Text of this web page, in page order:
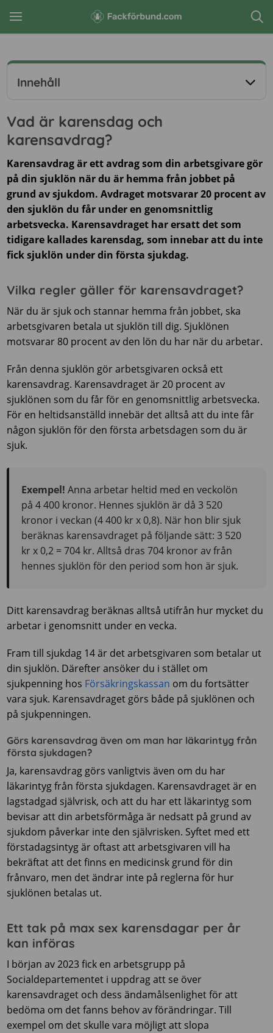
Innehåll
Vad är karensdag och
karensavdrag?
Karensavdrag är ett avdrag som din arbetsgivare gör
på din sjuklön när du är hemma från jobbet på
grund av sjukdom. Avdraget motsvarar 20 procent av
den sjuklön du får under en genomsnittlig
arbetsvecka. Karensavdraget har ersatt det som
tidigare kallades karensdag, som innebar att du inte
fick sjuklön under din första sjukdag.
Vilka regler gäller för karensavdraget?
När du är sjuk och stannar hemma från jobbet, ska
arbetsgivaren betala ut sjuklön till dig. Sjuklönen
motsvarar 80 procent av den lön du har när du arbetar.
Från denna sjuklön gör arbetsgivaren också ett
karensavdrag. Karensavdraget är 20 procent av
sjuklönen som du får för en genomsnittlig arbetsvecka.
För en heltidsanställd innebär det alltså att du inte får
någon sjuklön för den första arbetsdagen som du är
sjuk.
Exempel! Anna arbetar heltid med en veckolön
på 4 400 kronor. Hennes sjuklön är då 3 520
kronor i veckan (4 400 kr x 0,8). När hon blir sjuk
beräknas karensavdraget på följande sätt: 3 520
kr x 0,2 = 704 kr. Alltså dras 704 kronor av från
hennes sjuklön för den period som hon är sjuk.
Ditt karensavdrag beräknas alltså utifrån hur mycket du
arbetar i genomsnitt under en vecka.
Fram till sjukdag 14 är det arbetsgivaren som betalar ut
din sjuklön. Därefter ansöker du i stället om
sjukpenning hos Försäkringskassan om du fortsätter
vara sjuk. Karensavdraget görs både på sjuklönen och
på sjukpenningen.
Görs karensavdrag även om man har läkarintyg från
första sjukdagen?
Ja, karensavdrag görs vanligtvis även om du har
läkarintyg från första sjukdagen. Karensavdraget är en
lagstadgad självrisk, och att du har ett läkarintyg som
bevisar att din arbetsförmåga är nedsatt på grund av
sjukdom påverkar inte den självrisken. Syftet med ett
förstadagsintyg är oftast att arbetsgivaren vill ha
bekräftat att det finns en medicinsk grund för din
frånvaro, men det ändrar inte på reglerna för hur
sjuklönen betalas ut.
Ett tak på max sex karensdagar per år
kan införas
I början av 2023 fick en arbetsgrupp på
Socialdepartementet i uppdrag att se över
karensavdraget och dess ändamålsenlighet för att
bedöma om det fanns behov av förändringar. Till
exempel om det skulle vara möjligt att slopa